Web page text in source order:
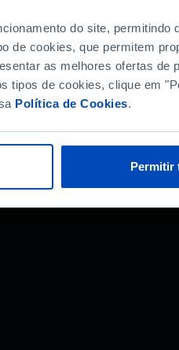
do site, permitindo
de cookies, que permitem
as melhores ofertas de
tipos de cookies, clique em
Política de Cookies.
Permitir